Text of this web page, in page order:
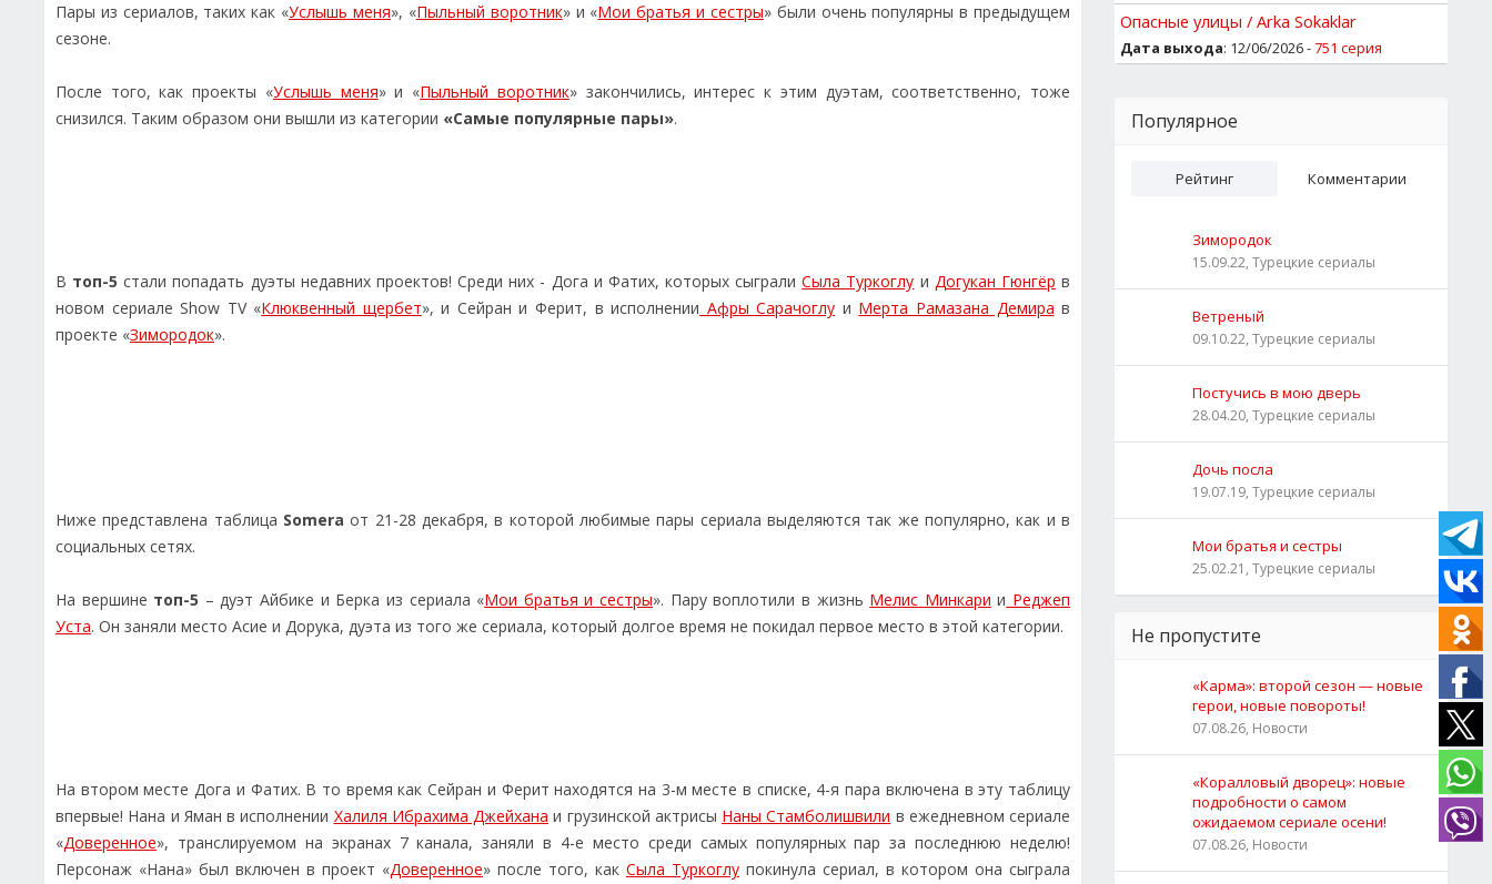
Пары из сериалов, таких как «Услышь меня», «Пыльный воротник» и «Мои братья и сестры» были очень популярны в предыдущем
сезоне.
После того, как проекты «Услышь меня» и «Пыльный воротник» закончились, интерес к этим дуэтам, соответственно, тоже
снизился. Таким образом они вышли из категории «Самые популярные пары».
В топ-5 стали попадать дуэты недавних проектов! Среди них - Дога и Фатих, которых сыгралиСыла Туркоглу и Догукан Гюнгёр в
новом сериале Show TV «Клюквенный щербет», и Сейран и Ферит, в исполнении Афры Сарачоглу и Мерта Рамазана Демира в
проекте «Зимородок».
Ниже представлена ​​таблица Somera от 21-28 декабря, в которой любимые пары сериала выделяются так же популярно, как и в
социальных сетях.
На вершине топ-5 – дуэт Айбике и Берка из сериала «Мои братья и сестры». Пару воплотили в жизнь Мелис Минкари и Реджеп
Уста. Он заняли место Асие и Дорука, дуэта из того же сериала, который долгое время не покидал первое место в этой категории.
На втором месте Дога и Фатих. В то время как Сейран и Ферит находятся на 3-м месте в списке, 4-я пара включена в эту таблицу
впервые! Нана и Яман в исполнении Халиля Ибрахима Джейхана и грузинской актрисы Наны Стамболишвили в ежедневном сериале
«Доверенное», транслируемом на экранах 7 канала, заняли в 4-е место среди самых популярных пар за последнюю неделю!
Персонаж «Нана» был включен в проект «Доверенное» после того, как Сыла Туркоглу покинула сериал, в котором она сыграла
Опасные улицы / Arka Sokaklar
Дата выхода: 12/06/2026 -751 серия
Популярное
Рейтинг Комментарии
Зимородок
15.09.22, Турецкие сериалы
Ветреный
09.10.22, Турецкие сериалы
Постучись в мою дверь
28.04.20, Турецкие сериалы
Дочь посла
19.07.19, Турецкие сериалы
Мои братья и сестры
25.02.21, Турецкие сериалы
Не пропустите
«Карма»: второй сезон — новые
герои, новые повороты!
07.08.26, Новости
«Коралловый дворец»: новые
подробности о самом
ожидаемом сериале осени!
07.08.26, Новости